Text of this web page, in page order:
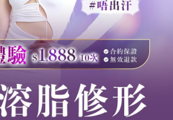
性的肌肉收縮與延展，能
緣的贅肉，令側面看起來
二階段：核心扭轉（精
）